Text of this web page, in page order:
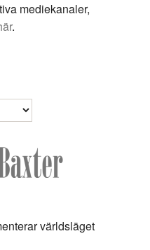
mediekanaler,
.
världsläget